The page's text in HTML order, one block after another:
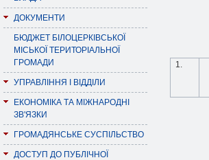
ДОКУМЕНТИ
БЮДЖЕТ БІЛОЦЕРКІВСЬКОЇ
МІСЬКОЇ ТЕРИТОРІАЛЬНОЇ
ГРОМАДИ
УПРАВЛІННЯ І ВІДДІЛИ
ЕКОНОМІКА ТА МІЖНАРОДНІ
ЗВ'ЯЗКИ
ГРОМАДЯНСЬКЕ СУСПІЛЬСТВО
ДОСТУП ДО ПУБЛІЧНОЇ
1.